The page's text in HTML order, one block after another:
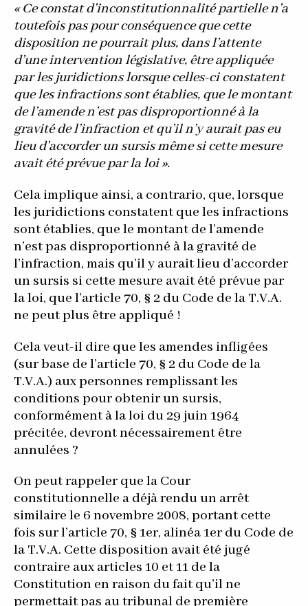
« Ce constat d’inconstitutionnalité partielle n’a
toutefois pas pour conséquence que cette
disposition ne pourrait plus, dans l’attente
d’une intervention législative, être appliquée
par les juridictions lorsque celles-ci constatent
que les infractions sont établies, que le montant
de l’amende n’est pas disproportionné à la
gravité de l’infraction et qu’il n’y aurait pas eu
lieu d’accorder un sursis même si cette mesure
avait été prévue par la loi ».
Cela implique ainsi, a contrario, que, lorsque
les juridictions constatent que les infractions
sont établies, que le montant de l’amende
n’est pas disproportionné à la gravité de
l’infraction, mais qu’il y aurait lieu d’accorder
un sursis si cette mesure avait été prévue par
la loi, que l’article 70, § 2 du Code de la T.V.A.
ne peut plus être appliqué !
Cela veut-il dire que les amendes infligées
(sur base de l’article 70, § 2 du Code de la
T.V.A.) aux personnes remplissant les
conditions pour obtenir un sursis,
conformément à la loi du 29 juin 1964
précitée, devront nécessairement être
annulées ?
On peut rappeler que la Cour
constitutionnelle a déjà rendu un arrêt
similaire le 6 novembre 2008, portant cette
fois sur l’article 70, § 1er, alinéa 1er du Code de
la T.V.A. Cette disposition avait été jugé
contraire aux articles 10 et 11 de la
Constitution en raison du fait qu’il ne
permettait pas au tribunal de première